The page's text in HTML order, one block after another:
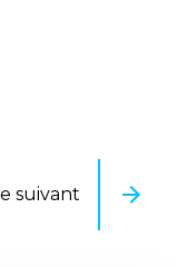
suivant